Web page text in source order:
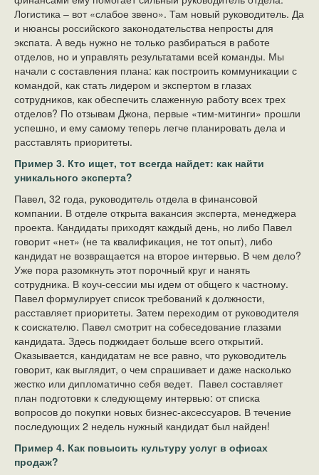
Логистика – вот «слабое звено». Там новый руководитель. Да
и нюансы российского законодательства непросты для
экспата. А ведь нужно не только разбираться в работе
отделов, но и управлять результатами всей команды. Мы
начали с составления плана: как построить коммуникации с
командой, как стать лидером и экспертом в глазах
сотрудников, как обеспечить слаженную работу всех трех
отделов? По отзывам Джона, первые «тим-митинги» прошли
успешно, и ему самому теперь легче планировать дела и
расставлять приоритеты.
Пример 3. Кто ищет, тот всегда найдет: как найти
уникального эксперта?
Павел, 32 года, руководитель отдела в финансовой
компании. В отделе открыта вакансия эксперта, менеджера
проекта. Кандидаты приходят каждый день, но либо Павел
говорит «нет» (не та квалификация, не тот опыт), либо
кандидат не возвращается на второе интервью. В чем дело?
Уже пора разомкнуть этот порочный круг и нанять
сотрудника. В коуч-сессии мы идем от общего к частному.
Павел формулирует список требований к должности,
расставляет приоритеты. Затем переходим от руководителя
к соискателю. Павел смотрит на собеседование глазами
кандидата. Здесь поджидает больше всего открытий.
Оказывается, кандидатам не все равно, что руководитель
говорит, как выглядит, о чем спрашивает и даже насколько
жестко или дипломатично себя ведет. Павел составляет
план подготовки к следующему интервью: от списка
вопросов до покупки новых бизнес-аксессуаров. В течение
последующих 2 недель нужный кандидат был найден!
Пример 4. Как повысить культуру услуг в офисах
продаж?